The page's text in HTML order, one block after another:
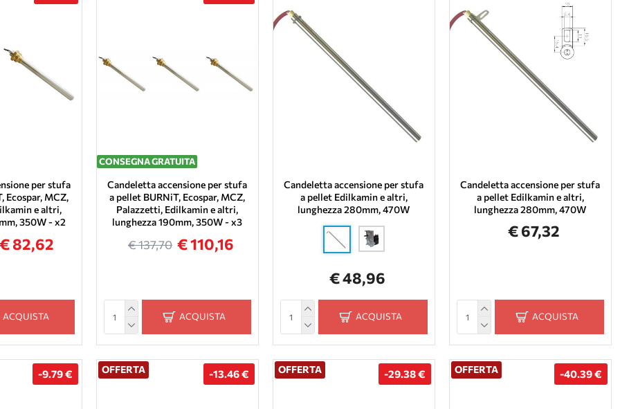
per stufa
Ecospar, MCZ,
e altri,
350W - x2
€ 82,62
ACQUISTA
CONSEGNA GRATUITA
Candeletta accensione per stufa
a pellet BURNiT, Ecospar, MCZ,
Palazzetti, Edilkamin e altri,
lunghezza 190mm, 350W - x3
€ 110,16
€ 137,70
ACQUISTA
Candeletta accensione per stufa
a pellet Edilkamin e altri,
lunghezza 280mm, 470W
€ 48,96
ACQUISTA
Candeletta accensione per stufa
a pellet Edilkamin e altri,
lunghezza 280mm, 470W
€ 67,32
ACQUISTA
-9.79 € OFFERTA -13.46 € OFFERTA -29.38 € OFFERTA -40.39 €